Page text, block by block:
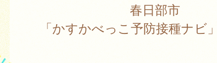
春日部市
「かすかべっこ予防接種ナビ